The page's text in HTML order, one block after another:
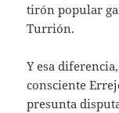
tirón popular
Turrión.
Y esa
consciente
presunta